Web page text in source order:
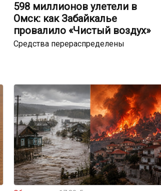
598 миллионов улетели в
Омск: как Забайкалье
провалило «Чистый воздух»
Средства перераспределены